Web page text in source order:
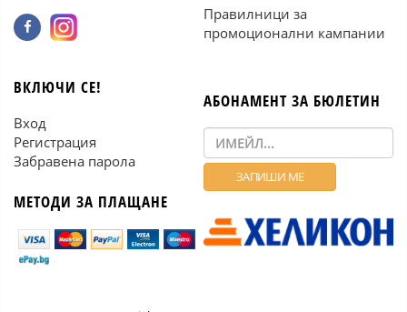
Правилници за
промоционални кампании
ВКЛЮЧИ СЕ!
Вход
Регистрация
Забравена парола
МЕТОДИ ЗА ПЛАЩАНЕ
АБОНАМЕНТ ЗА БЮЛЕТИН